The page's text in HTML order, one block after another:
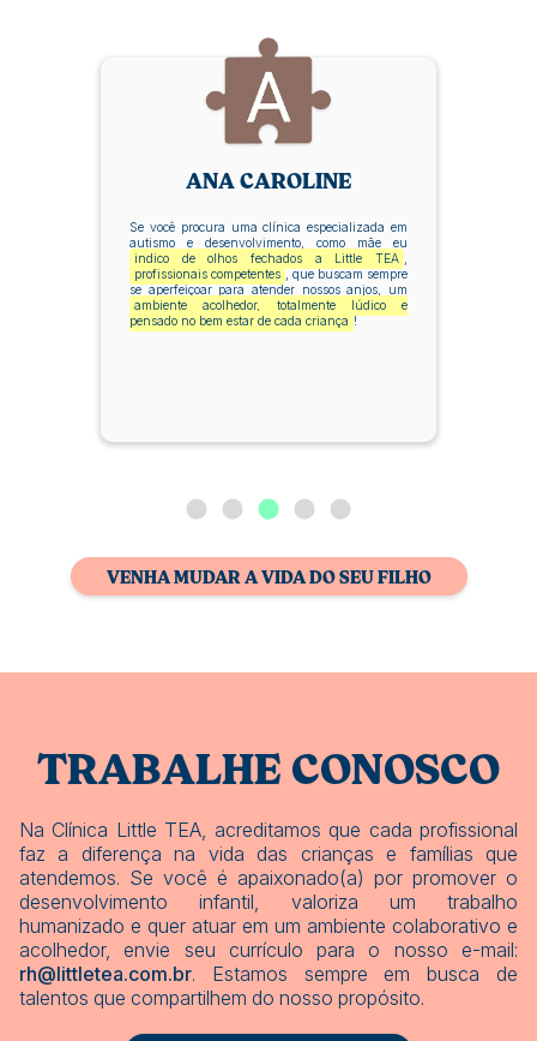
ANA CAROLINE
Se você procura uma clínica especializada em
autismo e desenvolvimento, como mãe eu
indico de olhos fechados a Little TEA ,
profissionais competentes , que buscam sempre
se aperfeiçoar para atender nossos anjos, um
ambiente acolhedor, totalmente lúdico e
pensado no bem estar de cada criança !
VENHA MUDAR A VIDA DO SEU FILHO
TRABALHE CONOSCO
Na Clínica Little TEA, acreditamos que cada profissional
faz a diferença na vida das crianças e famílias que
atendemos. Se você é apaixonado(a) por promover o
desenvolvimento infantil, valoriza um trabalho
humanizado e quer atuar em um ambiente colaborativo e
acolhedor, envie seu currículo para o nosso e-mail:
rh@littletea.com.br. Estamos sempre em busca de
talentos que compartilhem do nosso propósito.